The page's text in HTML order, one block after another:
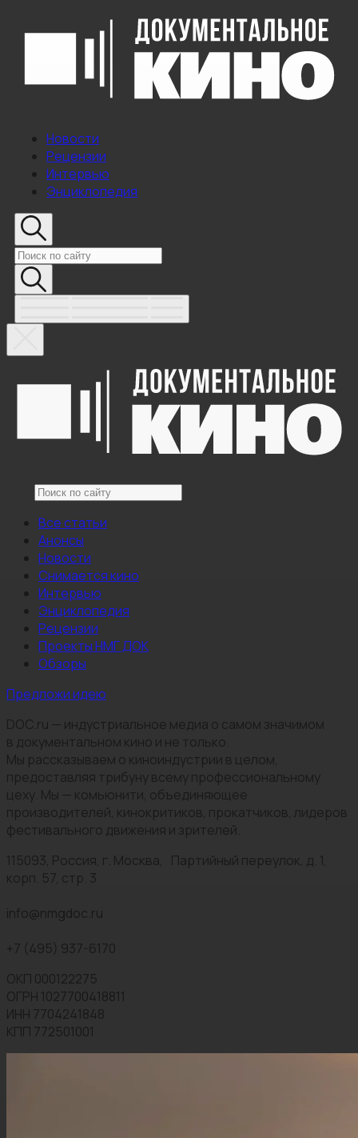
Новости
Рецензии
Интервью
Энциклопедия
Все статьи
Анонсы
Новости
Снимается кино
Интервью
Энциклопедия
Рецензии
Проекты НМГ ДОК
Обзоры
Предложи идею
DOC.ru — индустриальное медиа о самом значимом
в документальном кино и не только.
Мы рассказываем о киноиндустрии в целом,
предоставляя трибуну всему профессиональному
цеху. Мы — комьюнити, объединяющее
производителей, кинокритиков, прокатчиков, лидеров
фестивального движения и зрителей.
115093, Россия, г. Москва, Партийный переулок, д. 1,
корп. 57, стр. 3
info@nmgdoc.ru
+7 (495) 937-6170
ОКП 000122275
ОГРН 1027700418811
ИНН 7704241848
КПП 772501001